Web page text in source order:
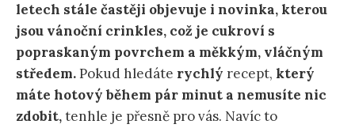
letech stále častěji objevuje i novinka, kterou
jsou vánoční crinkles, což je cukroví s
popraskaným povrchem a měkkým, vláčným
středem.Pokud hledáte rychlý recept, který
máte hotový během pár minut a nemusíte nic
zdobit,tenhle je přesně pro vás. Navíc to